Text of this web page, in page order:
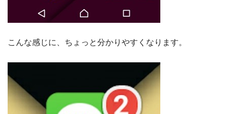
こんな感じに、ちょっと分かりやすくなります。